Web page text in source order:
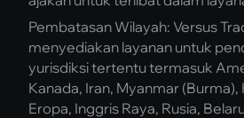
Pembatasan Wilayah: Versus
menyediakan layanan untuk
yurisdiksi tertentu termasuk
Kanada, Iran, Myanmar (Burma),
Eropa, Inggris Raya, Rusia,